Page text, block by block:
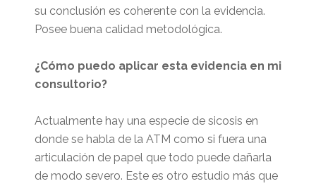
su conclusión es coherente con la evidencia.
Posee buena calidad metodológica.
¿Cómo puedo aplicar esta evidencia en mi
consultorio?
Actualmente hay una especie de sicosis en
donde se habla de la ATM como si fuera una
articulación de papel que todo puede dañarla
de modo severo. Este es otro estudio más que